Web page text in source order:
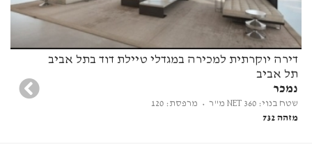
דירה יוקרתית למכירה במגדלי טיילת דוד בתל אביב
תל אביב
נמכר
שטח בנוי: 360 NET מ"ר
• מרפסת: 120
מזהה 732